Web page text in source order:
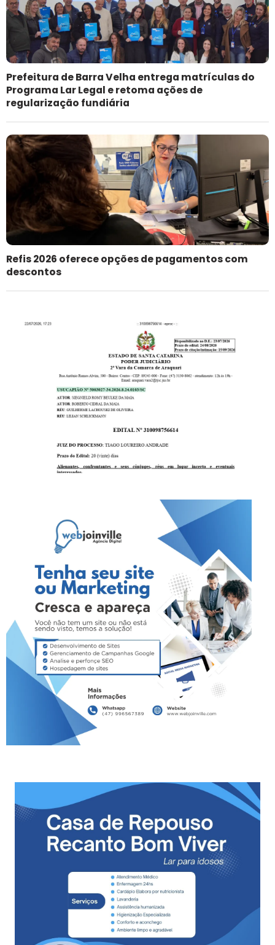
Prefeitura de Barra Velha entrega matrículas do
Programa Lar Legal e retoma ações de
regularização fundiária
Refis 2026 oferece opções de pagamentos com
descontos